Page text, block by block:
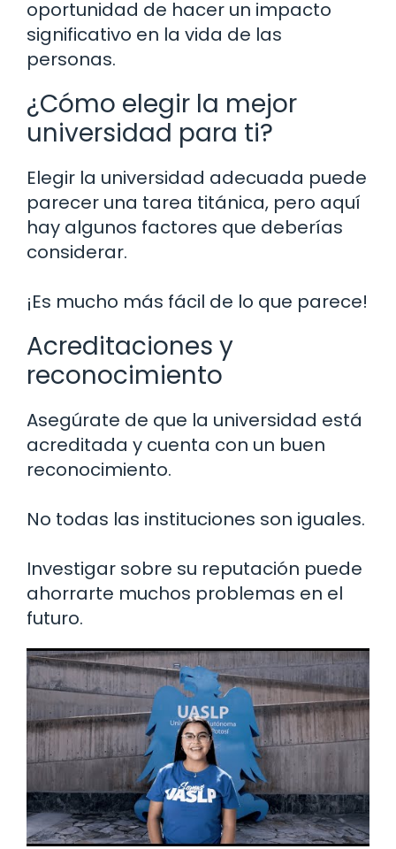
oportunidad de hacer un impacto
significativo en la vida de las
personas.
¿Cómo elegir la mejor
universidad para ti?
Elegir la universidad adecuada puede
parecer una tarea titánica, pero aquí
hay algunos factores que deberías
considerar.
¡Es mucho más fácil de lo que parece!
Acreditaciones y
reconocimiento
Asegúrate de que la universidad está
acreditada y cuenta con un buen
reconocimiento.
No todas las instituciones son iguales.
Investigar sobre su reputación puede
ahorrarte muchos problemas en el
futuro.